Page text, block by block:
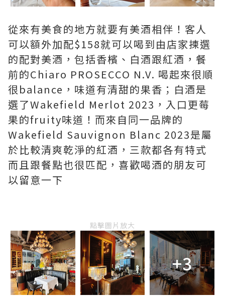
從來有美食的地方就要有美酒相伴！客人
可以額外加配$158就可以喝到由店家揀選
的配對美酒，包括香檳、白酒跟紅酒，餐
前的Chiaro PROSECCO N.V. 喝起來很順
很balance，味道有清甜的果香；白酒是
選了Wakefield Merlot 2023，入口更莓
果的fruity味道！而來自同一品牌的
Wakefield Sauvignon Blanc 2023是屬
於比較清爽乾淨的紅酒，三款都各有特式
而且跟餐點也很匹配，喜歡喝酒的朋友可
以留意一下
點擊圖片放大
+3